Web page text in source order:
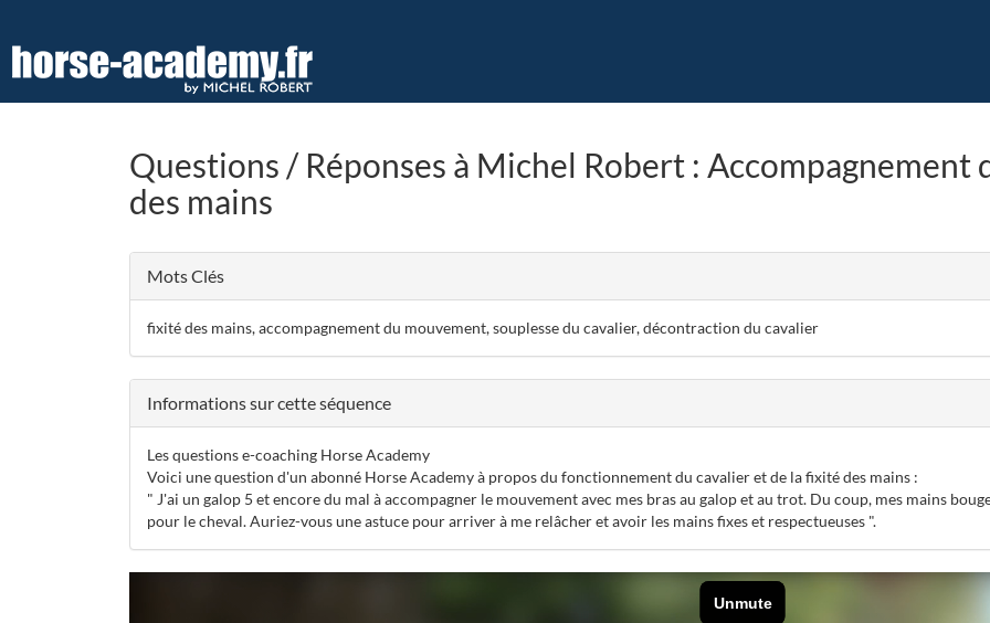
au
contenu
Questions / Réponses à Michel Robert :
des mains
Mots Clés
fixité des mains, accompagnement du mouvement, souplesse du cavalier, décontraction du cavalier
Informations sur cette séquence
Les questions e-coaching Horse Academy
Voici une question d'un abonné Horse Academy à propos du fonctionnement du cavalier et de la fixité des mains :
" J'ai un galop 5 et encore du mal à accompagner le mouvement avec mes bras au galop et au trot. Du coup, mes mains
pour le cheval. Auriez-vous une astuce pour arriver à me relâcher et avoir les mains fixes et respectueuses ".